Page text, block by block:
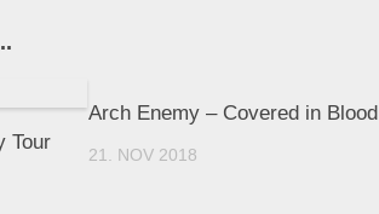
Tour
Arch Enemy – Covered in Blood
21. NOV 2018